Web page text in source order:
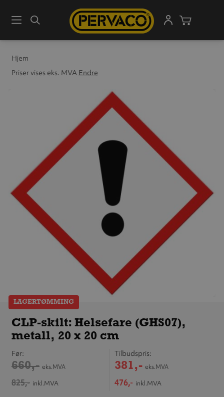
MenySøk
Hjem
Priser vises eks. MVA Endre
LAGERTØMMING
CLP-skilt:
(GHS07),
metall,
CLP-skilt: Helsefare (GHS07),
metall, 20 x 20 cm
Tilbudspris
381,- eks.MVA
476,- inkl.MVA
Før
660,- eks.MVA
825,- inkl.MVA